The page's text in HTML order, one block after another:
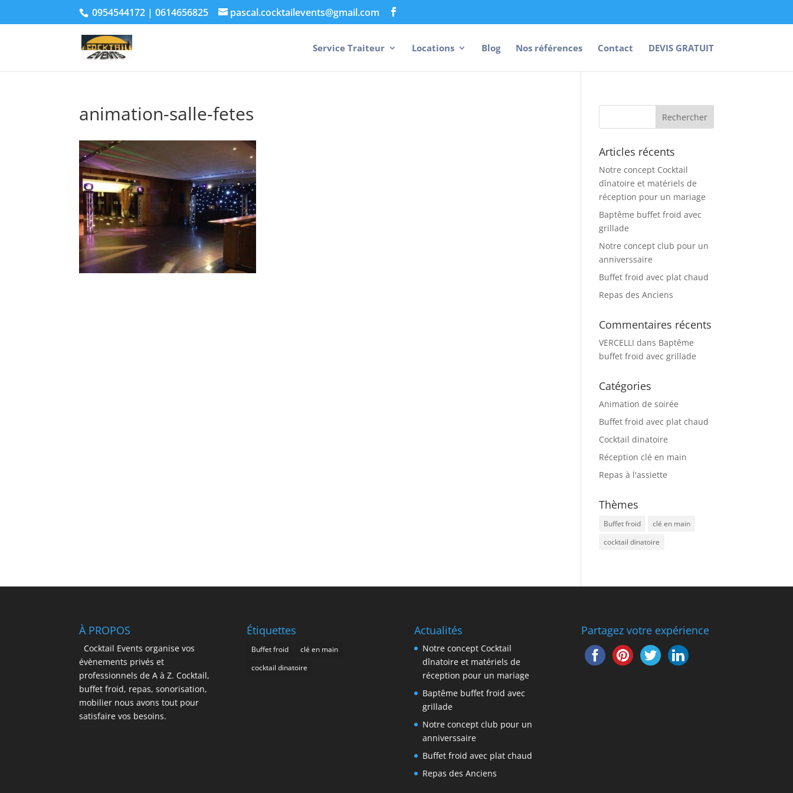
0954544172 | 0614656825 pascal.cocktailevents@gmail.com
Service Traiteur Locations Blog Nos références Contact DEVIS GRATUIT
animation-salle-fetes
Articles récents
Notre concept Cocktail
dînatoire et matériels de
réception pour un mariage
Baptême buffet froid avec
grillade
Notre concept club pour un
anniverssaire
Buffet froid avec plat chaud
Repas des Anciens
Commentaires récents
VERCELLI dans Baptême
buffet froid avec grillade
Catégories
Animation de soirée
Buffet froid avec plat chaud
Cocktail dinatoire
Réception clé en main
Repas à l'assiette
Thèmes
Buffet froid
clé en main
cocktail dinatoire
À PROPOS
Cocktail Events organise vos
évènements privés et
professionnels de A à Z. Cocktail,
buffet froid, repas, sonorisation,
mobilier nous avons tout pour
satisfaire vos besoins.
Étiquettes
Buffet froid
clé en main
cocktail dinatoire
Actualités
Notre concept Cocktail
dînatoire et matériels de
réception pour un mariage
Baptême buffet froid avec
grillade
Notre concept club pour un
anniverssaire
Buffet froid avec plat chaud
Repas des Anciens
Partagez votre expérience